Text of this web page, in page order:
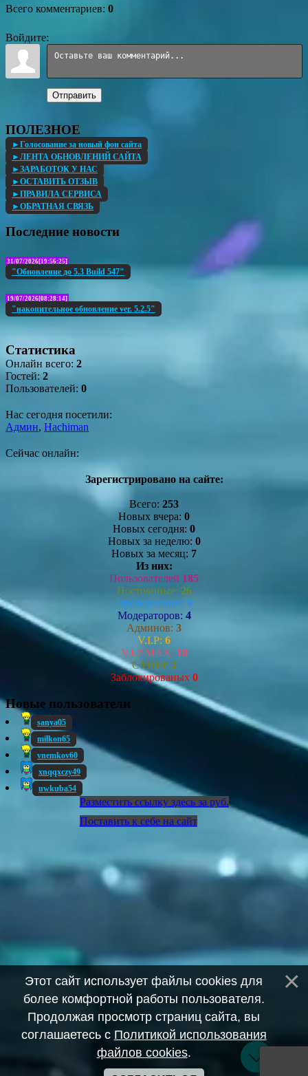
Всего комментариев: 0
Войдите:
Отправить
ПОЛЕЗНОЕ
►Голосование за новый фон сайта
►ЛЕНТА ОБНОВЛЕНИЙ САЙТА
►ЗАРАБОТОК У НАС
►ОСТАВИТЬ ОТЗЫВ
►ПРАВИЛА СЕРВИСА
►ОБРАТНАЯ СВЯЗЬ
Последние новости
31/07/2026[19:56:25]
"Обновление до 5.3 Build 547"
19/07/2026[08:28:14]
"накопительное обновление ver. 5.2.5"
Статистика
Онлайн всего: 2
Гостей: 2
Пользователей: 0
Нас сегодня посетили:
Админ, Hachiman
Сейчас онлайн:
Зарегистрировано на сайте:
Всего: 253
Новых вчера: 0
Новых сегодня: 0
Новых за неделю: 0
Новых за месяц: 7
Из них:
Пользователей 185
Постоянные: 26
Проверенных: 9
Модераторов: 4
Админов: 3
V.I.P: 6
V.I.P MAX: 10
СУПЕР 2
Заблокированых 0
Новые пользователи
sanya05
milkon65
vnemkov60
xnqqxczy49
uwkuba54
Разместить ссылку здесь за руб.
Поставить к себе на сайт
Этот сайт использует файлы cookies для
более комфортной работы пользователя.
Продолжая просмотр страниц сайта, вы
соглашаетесь с Политикой использования
файлов cookies.